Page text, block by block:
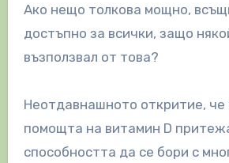
Ако нещо толкова мощно,
достъпно за всички, защо
възползвал от това?
Неотдавнашното откритие, че
помощта на витамин D
способността да се бори с